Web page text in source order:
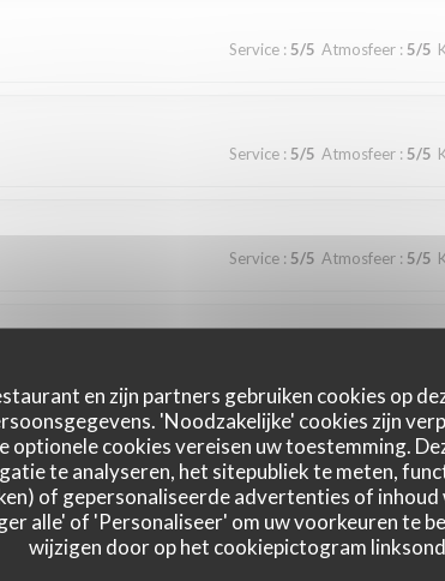
en zijn partners gebruiken cookies op
'Noodzakelijke' cookies zijn
optionele cookies vereisen uw toestemming.
te analyseren, het sitepubliek te meten,
of gepersonaliseerde advertenties of inhoud
alle' of 'Personaliseer' om uw voorkeuren te
wijzigen door op het cookiepictogram
Service: 5/5 Atmosfeer: 5/5
Service: 5/5 Atmosfeer: 5/5
Service: 5/5 Atmosfeer: 5/5
Service:5/5 Atmosfeer :5/5
!), à faire et à refaire !